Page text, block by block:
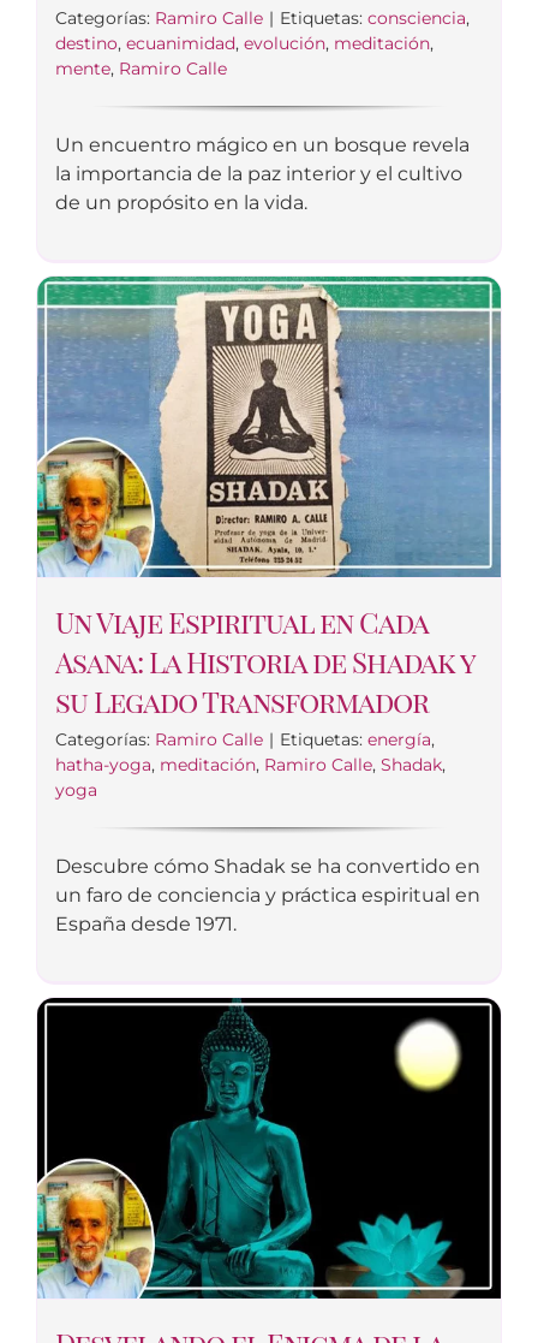
Categorías: Ramiro Calle | Etiquetas: consciencia,
destino, ecuanimidad, evolución, meditación,
mente, Ramiro Calle
Un encuentro mágico en un bosque revela
la importancia de la paz interior y el cultivo
de un propósito en la vida.
Un Viaje Espiritual en Cada
Asana: La Historia de Shadak y
su Legado Transformador
Categorías: Ramiro Calle | Etiquetas: energía,
hatha-yoga, meditación, Ramiro Calle, Shadak,
yoga
Descubre cómo Shadak se ha convertido en
un faro de conciencia y práctica espiritual en
España desde 1971.